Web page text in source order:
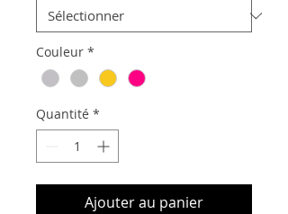
Couleur *
Quantité *
Ajouter au panier